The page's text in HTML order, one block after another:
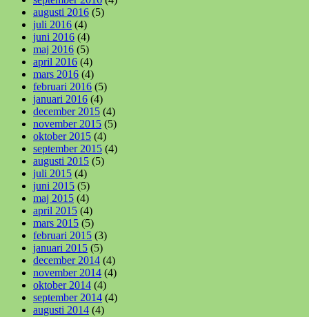
augusti 2016 (5)
juli 2016 (4)
juni 2016 (4)
maj 2016 (5)
april 2016 (4)
mars 2016 (4)
februari 2016 (5)
januari 2016 (4)
december 2015 (4)
november 2015 (5)
oktober 2015 (4)
september 2015 (4)
augusti 2015 (5)
juli 2015 (4)
juni 2015 (5)
maj 2015 (4)
april 2015 (4)
mars 2015 (5)
februari 2015 (3)
januari 2015 (5)
december 2014 (4)
november 2014 (4)
oktober 2014 (4)
september 2014 (4)
augusti 2014 (4)